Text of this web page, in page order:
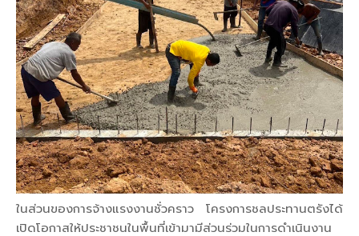
ในส่วนของการจ้างแรงงานชั่วคราว โครงการชลประทานตรังได้
เปิดโอกาสให้ประชาชนในพื้นที่เข้ามามีส่วนร่วมในการดำเนินงาน